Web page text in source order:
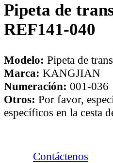
Pipeta de
REF141-040
Modelo: Pipeta de
Marca: KANGJIAN
Numeración: 001-036
Otros: Por favor,
específicos en la cesta
Contáctenos